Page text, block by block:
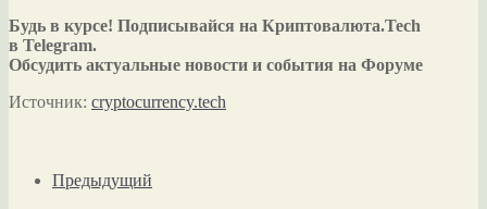
Будь в курсе! Подписывайся на Криптовалюта.Tech
в Telegram.
Обсудить актуальные новости и события на Форуме
Источник: cryptocurrency.tech
Предыдущий